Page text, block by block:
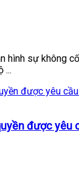
hình sự không
...
được yêu